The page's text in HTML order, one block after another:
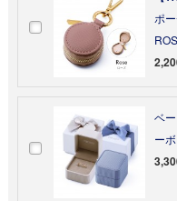
ポ
ベ
ー